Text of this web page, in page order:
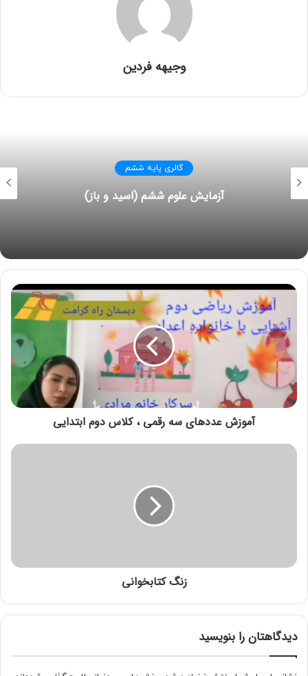
وجیهه فردین
گالری پایه ششم
آزمایش علوم ششم (اسید و باز)
آموزش عددهای سه رقمی ، کلاس دوم ابتدایی
زنگ کتابخوانی
دیدگاهتان را بنویسید